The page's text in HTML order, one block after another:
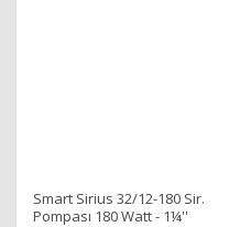
Smart Sirius 32/12-180 Sir.
Pompası 180 Watt - 1¼''